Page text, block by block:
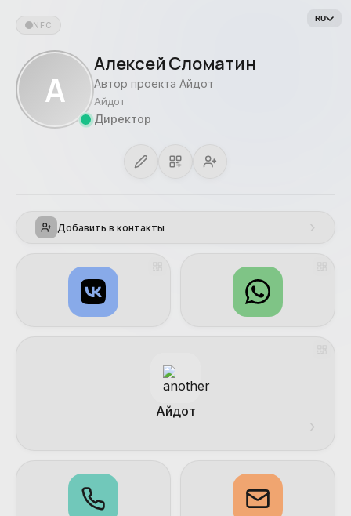
NFC
А
Алексей Сломатин
Автор проекта Айдот
Айдот
Директор
Добавить в контакты ›
Айдот
›
RU